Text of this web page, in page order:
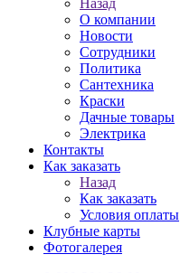
Назад
О компании
Новости
Сотрудники
Политика
Сантехника
Краски
Дачные товары
Электрика
Контакты
Как заказать
Назад
Как заказать
Условия оплаты
Клубные карты
Фотогалерея